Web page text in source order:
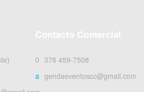
0376 459-7508
agendaeventoscc@gmail.com